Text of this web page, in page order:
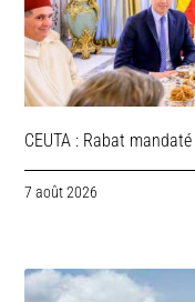
CEUTA : Rabat
7 août 2026